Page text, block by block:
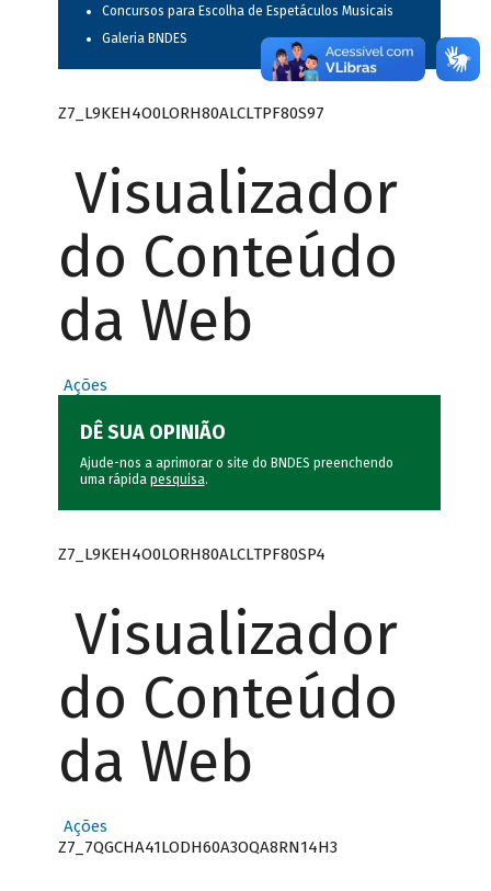
Concursos para Escolha de Espetáculos Musicais
Galeria BNDES
Z7_L9KEH4O0LORH80ALCLTPF80S97
Visualizador
do Conteúdo
da Web
Ações
DÊ SUA OPINIÃO
Ajude-nos a aprimorar o site do BNDES preenchendo
uma rápida pesquisa.
Z7_L9KEH4O0LORH80ALCLTPF80SP4
Visualizador
do Conteúdo
da Web
Ações
Z7_7QGCHA41LODH60A3OQA8RN14H3